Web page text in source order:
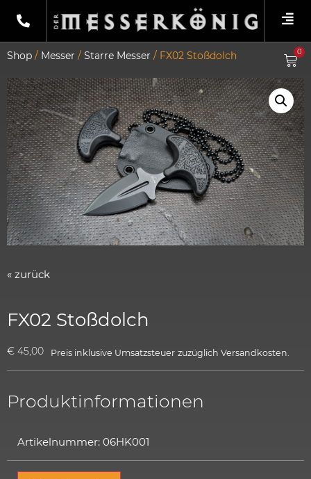
0
Shop / Messer / Starre Messer / FX02 Stoßdolch
« zurück
FX02 Stoßdolch
€ 45,00 Preis inklusive Umsatzsteuer zuzüglich Versandkosten.
Produktinformationen
Artikelnummer: 06HK001